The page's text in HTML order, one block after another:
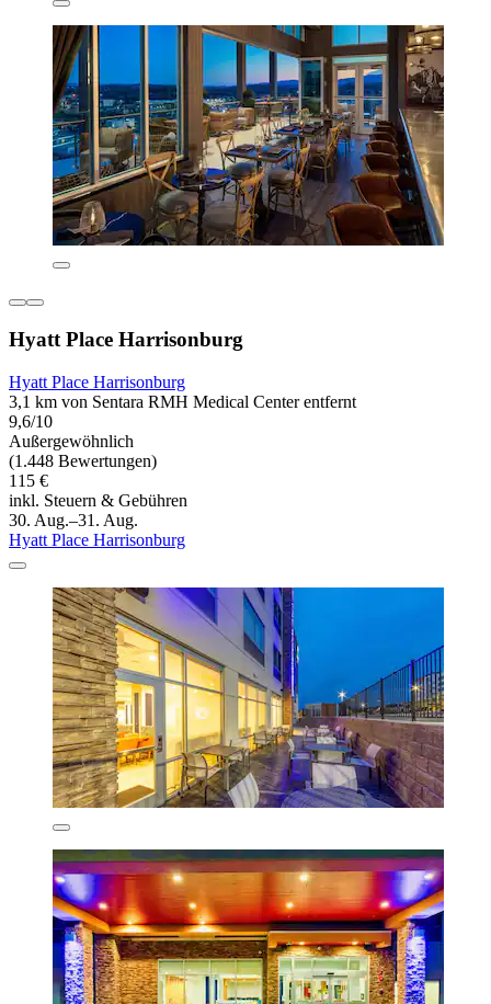
Hyatt Place Harrisonburg
Hyatt Place Harrisonburg
3,1 km von Sentara RMH Medical Center entfernt
9,6/10
Außergewöhnlich
(1.448 Bewertungen)
115 €
inkl. Steuern & Gebühren
30. Aug.–31. Aug.
Hyatt Place Harrisonburg